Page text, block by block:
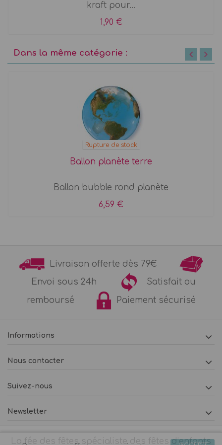
kraft pour...
1,90 €
Dans la même catégorie :
Rupture de stock
Ballon planète terre
Ballon bubble rond planète
6,59 €
Livraison offerte dès 79€
Envoi sous 24h
Satisfait ou
remboursé
Paiement sécurisé
Informations
Nous contacter
Suivez-nous
Newsletter
La fée des fêtes spécialiste des fêtes d’enfants